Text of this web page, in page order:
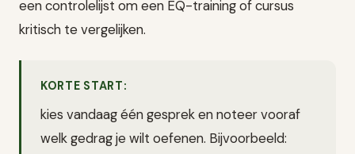
een controlelijst om een EQ-training of cursus
kritisch te vergelijken.
KORTE START:
kies vandaag één gesprek en noteer vooraf
welk gedrag je wilt oefenen. Bijvoorbeeld: